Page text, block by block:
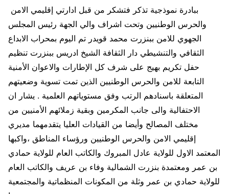
والحرس الوطنيين وتحت اشراف والي الجهة رئيس المجلس
الجهوي للامن ببنزرت محمد قويدر تم اليوم بمحراب الابداع
الثقافي والتنشيطي دار الثقافة الشيخ ادريس ببنزرت تنظيم
حفل تكريم بهيج على شرف كل الإطارات والاعوان الأمنية
التابعة للامن والحرس الوطنيين الذين تمت تسوية وضعيتهم
المتعلقة باسنادهم الرتب وفق مستوياتهم العلمية . يشار ان
الاحتفالية والى جانب المكرمين وبقية زملائهم الأمنيين من
مختلف المصالح وأيضا من القيادات العليا يتقدمهما مديري
إقليمي الامن والحرس الوطنيين ورؤساء المناطق ،واكبها
المعتمد الاول للولاية عادل المبروك والكاتب العام للولاية حمادي
بن عمر ومعتمدة بنزرت الشمالية وفاء بن عريف والكاتب العام
للولاية حمادي بن عمر وثلة من المكونات المنظماتية والمجتمعية